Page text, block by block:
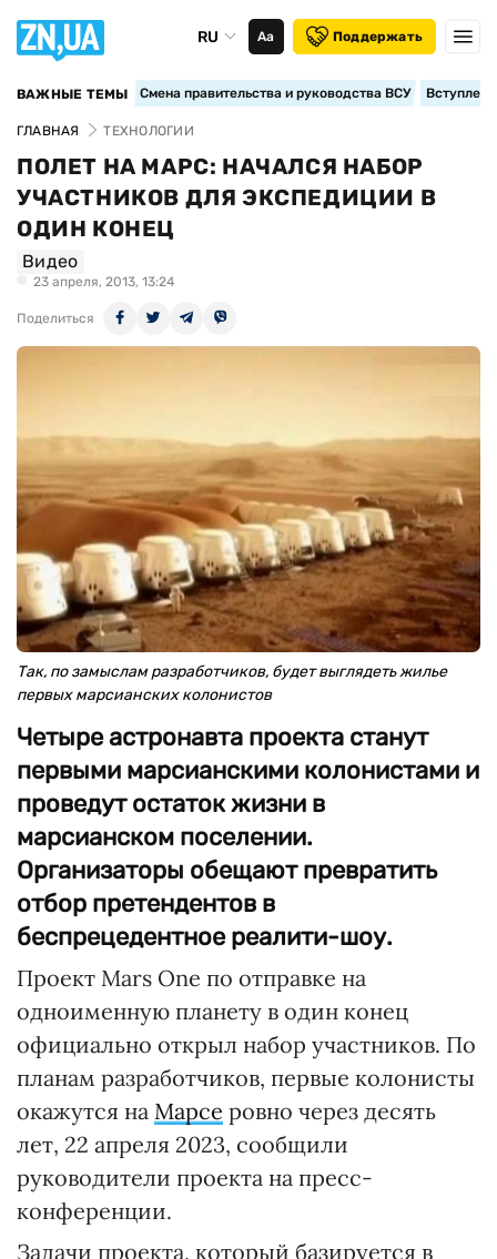
RU Аа Поддержать
ВАЖНЫЕ ТЕМЫ Смена правительства и руководства ВСУ
ГЛАВНАЯ ТЕХНОЛОГИИ
ПОЛЕТ НА МАРС: НАЧАЛСЯ НАБОР
УЧАСТНИКОВ ДЛЯ ЭКСПЕДИЦИИ В
ОДИН КОНЕЦ
Видео
23 апреля, 2013, 13:24
Поделиться
Так, по замыслам разработчиков, будет выглядеть жилье
первых марсианских колонистов
Четыре астронавта проекта станут
первыми марсианскими колонистами и
проведут остаток жизни в
марсианском поселении.
Организаторы обещают превратить
отбор претендентов в
беспрецедентное реалити-шоу.
Проект Mars One по отправке на
одноименную планету в один конец
официально открыл набор участников. По
планам разработчиков, первые колонисты
окажутся на Марсе ровно через десять
лет, 22 апреля 2023, сообщили
руководители проекта на пресс-
конференции.
Задачи проекта, который базируется в